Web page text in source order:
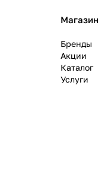
Магазин
Бренды
Акции
Каталог
Услуги